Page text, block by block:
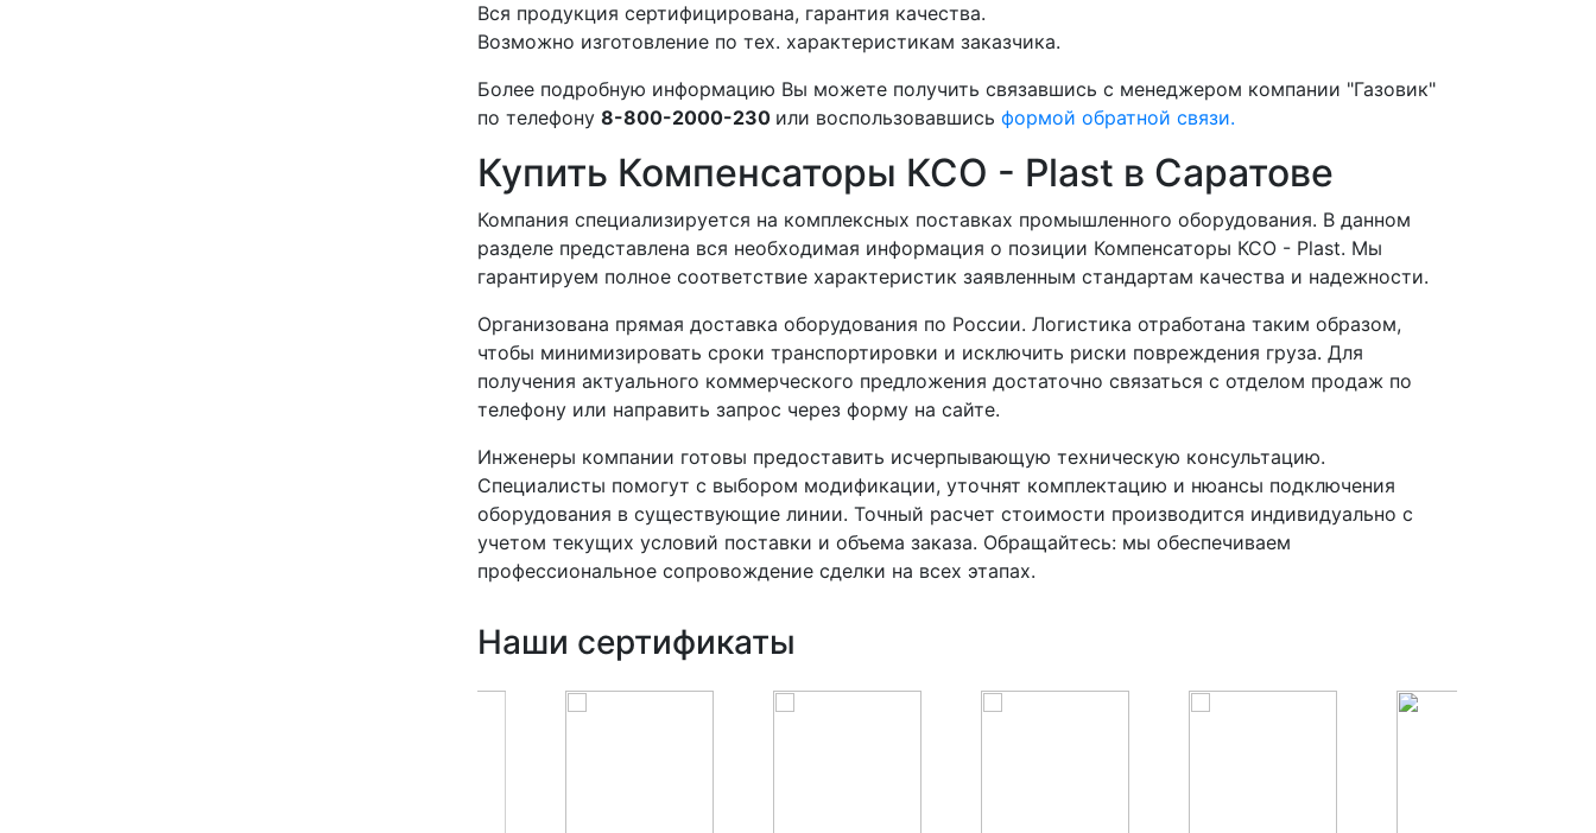
Вся продукция сертифицирована, гарантия качества.
Возможно изготовление по тех. характеристикам заказчика.
Более подробную информацию Вы можете получить связавшись с менеджером компании "Газовик"
по телефону 8-800-2000-230 или воспользовавшись формой обратной связи.
Купить Компенсаторы КСО - Plast в Саратове
Компания специализируется на комплексных поставках промышленного оборудования. В данном
разделе представлена вся необходимая информация о позиции Компенсаторы КСО - Plast. Мы
гарантируем полное соответствие характеристик заявленным стандартам качества и надежности.
Организована прямая доставка оборудования по России. Логистика отработана таким образом,
чтобы минимизировать сроки транспортировки и исключить риски повреждения груза. Для
получения актуального коммерческого предложения достаточно связаться с отделом продаж по
телефону или направить запрос через форму на сайте.
Инженеры компании готовы предоставить исчерпывающую техническую консультацию.
Специалисты помогут с выбором модификации, уточнят комплектацию и нюансы подключения
оборудования в существующие линии. Точный расчет стоимости производится индивидуально с
учетом текущих условий поставки и объема заказа. Обращайтесь: мы обеспечиваем
профессиональное сопровождение сделки на всех этапах.
Наши сертификаты